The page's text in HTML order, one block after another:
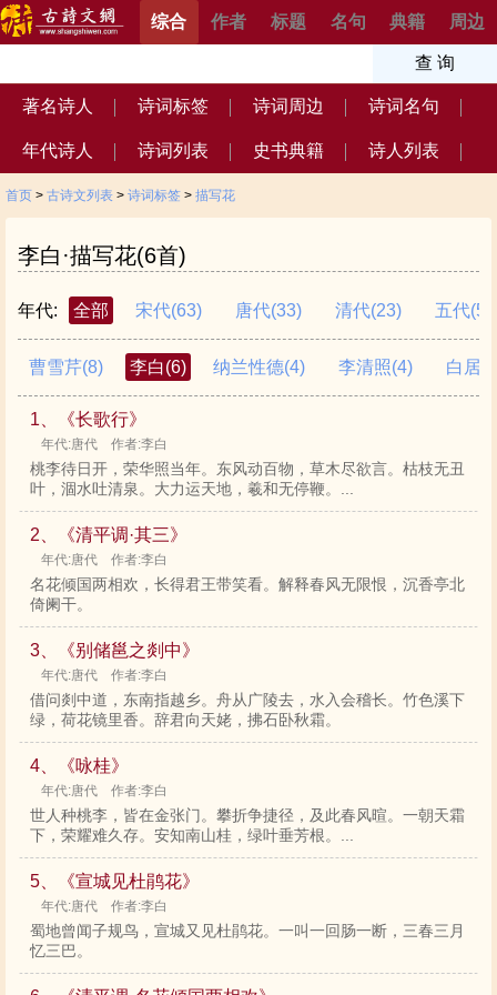
周边
典籍
名句
标题
作者
综合
著名诗人 诗词标签 诗词周边 诗词名句
年代诗人 诗词列表 史书典籍 诗人列表
首页 > 古诗文列表 > 诗词标签 > 描写花
李白·描写花(6首)
年代: 全部 宋代(63) 唐代(33) 清代(23) 五代(5)
曹雪芹(8) 李白(6) 纳兰性德(4) 李清照(4) 白居
1、《长歌行》
年代:唐代 作者:李白
桃李待日开，荣华照当年。东风动百物，草木尽欲言。枯枝无丑
叶，涸水吐清泉。大力运天地，羲和无停鞭。...
2、《清平调·其三》
年代:唐代 作者:李白
名花倾国两相欢，长得君王带笑看。解释春风无限恨，沉香亭北
倚阑干。
3、《别储邕之剡中》
年代:唐代 作者:李白
借问剡中道，东南指越乡。舟从广陵去，水入会稽长。竹色溪下
绿，荷花镜里香。辞君向天姥，拂石卧秋霜。
4、《咏桂》
年代:唐代 作者:李白
世人种桃李，皆在金张门。攀折争捷径，及此春风暄。一朝天霜
下，荣耀难久存。安知南山桂，绿叶垂芳根。...
5、《宣城见杜鹃花》
年代:唐代 作者:李白
蜀地曾闻子规鸟，宣城又见杜鹃花。一叫一回肠一断，三春三月
忆三巴。